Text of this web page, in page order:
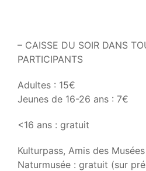
– CAISSE DU SOIR DANS
PARTICIPANTS
Adultes : 15€
Jeunes de 16-26 ans : 7€
<16 ans : gratuit
Kulturpass, Amis des
Naturmusée : gratuit (sur